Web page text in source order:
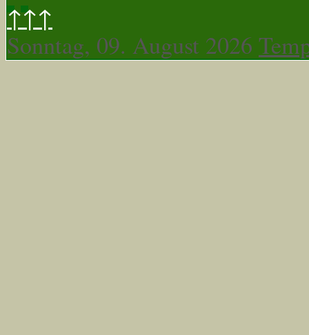
↑↑↑
Sonntag, 09. August 2026